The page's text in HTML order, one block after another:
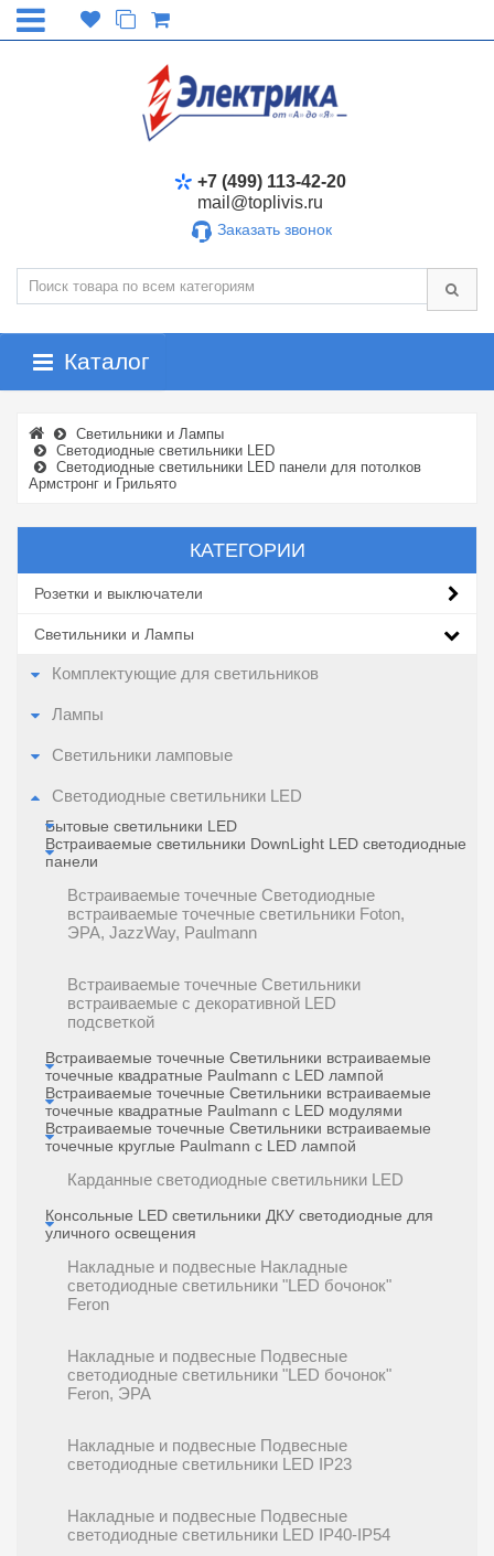
+7 (499) 113-42-20
mail@toplivis.ru
Заказать звонок
Каталог
Светильники и Лампы
Светодиодные светильники LED
Светодиодные светильники LED панели для потолков
Армстронг и Грильято
КАТЕГОРИИ
Розетки и выключатели
Светильники и Лампы
Комплектующие для светильников
Лампы
Светильники ламповые
Светодиодные светильники LED
Бытовые светильники LED
Встраиваемые светильники DownLight LED светодиодные
панели
Встраиваемые точечные Cветодиодные
встраиваемые точечные светильники Foton,
ЭРА, JazzWay, Paulmann
Встраиваемые точечные Светильники
встраиваемые c декоративной LED
подсветкой
Встраиваемые точечные Светильники встраиваемые
точечные квадратные Paulmann с LED лампой
Встраиваемые точечные Светильники встраиваемые
точечные квадратные Paulmann с LED модулями
Встраиваемые точечные Светильники встраиваемые
точечные круглые Paulmann с LED лампой
Карданные светодиодные светильники LED
Консольные LED светильники ДКУ светодиодные для
уличного освещения
Накладные и подвесные Накладные
светодиодные светильники "LED бочонок"
Feron
Накладные и подвесные Подвесные
светодиодные светильники "LED бочонок"
Feron, ЭРА
Накладные и подвесные Подвесные
светодиодные светильники LED IP23
Накладные и подвесные Подвесные
светодиодные светильники LED IP40-IP54